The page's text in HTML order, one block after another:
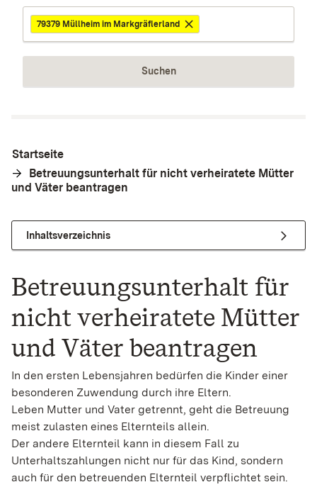
79379 Müllheim im Markgräflerland
Suchen
Startseite
Betreuungsunterhalt für nicht verheiratete Mütter
und Väter beantragen
Inhaltsverzeichnis
Betreuungsunterhalt für
nicht verheiratete Mütter
und Väter beantragen
In den ersten Lebensjahren bedürfen die Kinder einer
besonderen Zuwendung durch ihre Eltern.
Leben Mutter und Vater getrennt, geht die Betreuung
meist zulasten eines Elternteils allein.
Der andere Elternteil kann in diesem Fall zu
Unterhaltszahlungen nicht nur für das Kind, sondern
auch für den betreuenden Elternteil verpflichtet sein.